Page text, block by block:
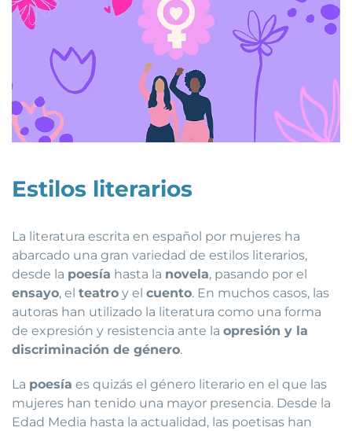
Estilos literarios
La literatura escrita en español por mujeres ha
abarcado una gran variedad de estilos literarios,
desde la poesía hasta la novela, pasando por el
ensayo, el teatro y el cuento. En muchos casos, las
autoras han utilizado la literatura como una forma
de expresión y resistencia ante la opresión y la
discriminación de género.
La poesía es quizás el género literario en el que las
mujeres han tenido una mayor presencia. Desde la
Edad Media hasta la actualidad, las poetisas han